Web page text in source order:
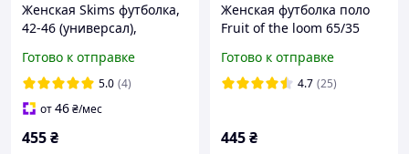
Женская Skims футболка,
42-46 (универсал),
вискоза Турция.
Готово к отправке
5.0 (4)
от46₴/мес
455₴
Женская футболка поло
Fruit of the loom 65/35
Готово к отправке
4.7 (25)
445₴